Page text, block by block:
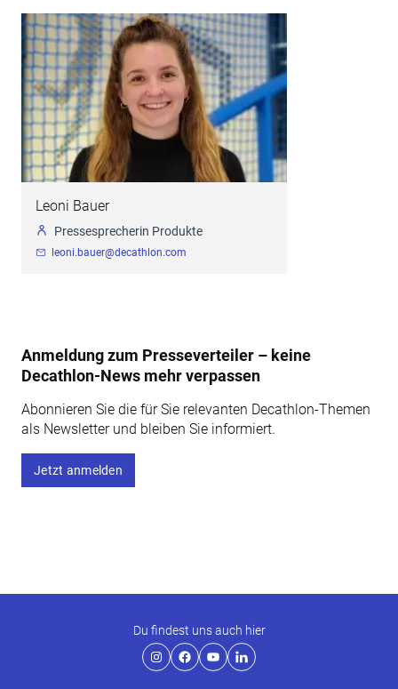
Leoni Bauer
Pressesprecherin Produkte
leoni.bauer@decathlon.com
Anmeldung zum Presseverteiler – keine
Decathlon-News mehr verpassen
Abonnieren Sie die für Sie relevanten Decathlon-Themen
als Newsletter und bleiben Sie informiert.
Jetzt anmelden
Du findest uns auch hier